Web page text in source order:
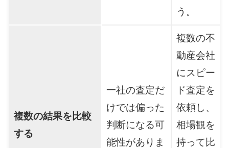
う。
複数の結果を比較
する
一社の査定だ
けでは偏った
判断になる可
能性がありま
複数の不
動産会社
にスピー
ド査定を
依頼し、
相場観を
持って比